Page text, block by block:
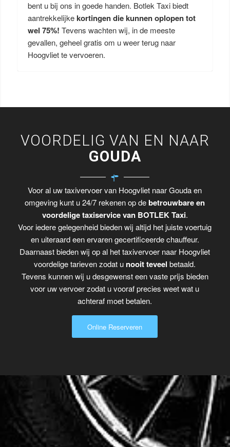
bent u bij ons in goede handen. Botlek Taxi biedt
aantrekkelijkekortingen die kunnen oplopen tot
wel 75%! Tevens wachten wij, in de meeste
gevallen, geheel gratis om u weer terug naar
Hoogvliet te vervoeren.
VOORDELIG VAN EN NAAR
GOUDA
Voor al uw taxivervoer van Hoogvliet naar Gouda en
omgeving kunt u 24/7 rekenen op debetrouwbare en
voordelige taxiservice van BOTLEK Taxi.
Voor iedere gelegenheid bieden wij altijd het juiste voertuig
en uiteraard een ervaren gecertificeerde chauffeur.
Daarnaast bieden wij op al het taxivervoer naar Hoogvliet
voordelige tarieven zodat u nooit teveel betaald.
Tevens kunnen wij u desgewenst een vaste prijs bieden
voor uw vervoer zodat u vooraf precies weet wat u
achteraf moet betalen.
Online Reserveren